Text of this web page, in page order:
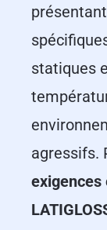
statiques
agressifs.